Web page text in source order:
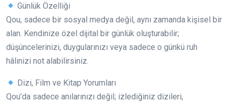
Günlük Özelliği
Qou, sadece bir sosyal medya değil, aynı zamanda kişisel bir
alan. Kendinize özel dijital bir günlük oluşturabilir;
düşüncelerinizi, duygularınızı veya sadece o günkü ruh
hâlinizi not alabilirsiniz.
Dizi, Film ve Kitap Yorumları
Qou’da sadece anılarınızı değil; izlediğiniz dizileri,